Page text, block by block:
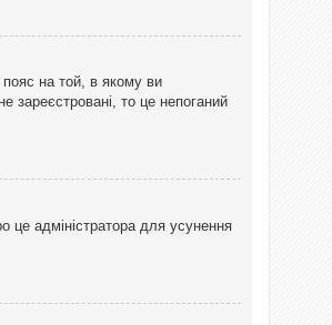
на той, в якому ви
зареєстровані, то це непоганий
це адміністратора для усунення